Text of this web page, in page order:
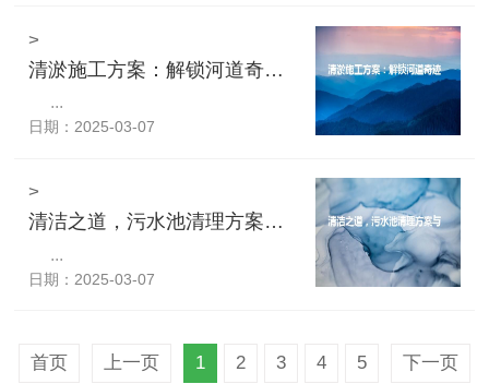
>
清淤施工方案：解锁河道奇迹，还原自然之美！
...
日期：2025-03-07
>
清洁之道，污水池清理方案与措施揭秘！
日期：2025-03-07
首页 上一页 1 2 3 4 5 下一页